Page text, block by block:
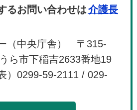
るお問い合わせは介護長
（中央庁舎） 〒315-
ら市下稲吉2633番地19
）0299-59-2111 / 029-